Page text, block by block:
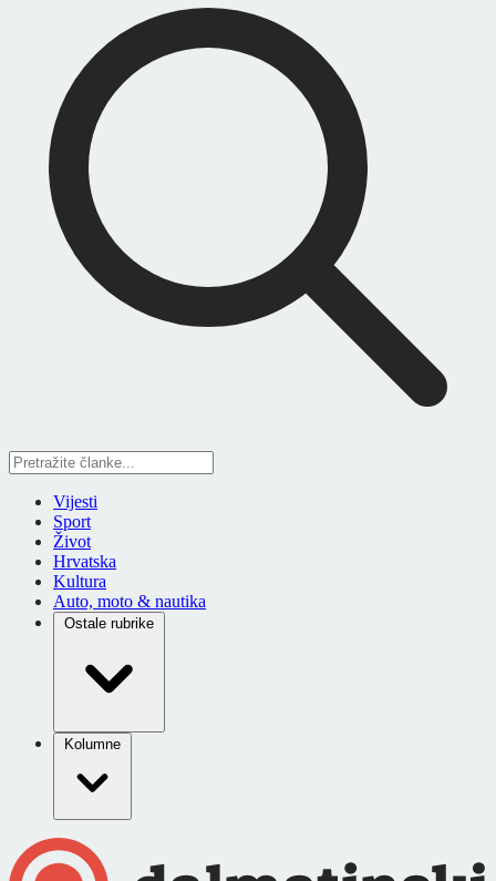
Vijesti
Sport
Život
Hrvatska
Kultura
Auto, moto & nautika
Ostale rubrike
Kolumne